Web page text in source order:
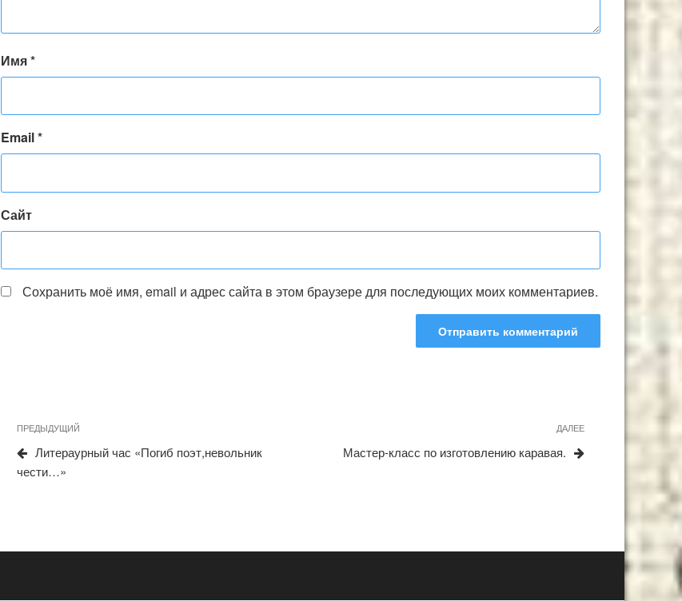
Имя*
Email*
Сайт
Сохранить моё имя, email и адрес сайта в этом браузере для последующих моих комментариев.
Навигация
по
записям
Предыдущая
запись
ПРЕДЫДУЩИЙ
Литераурный час «Погиб поэт,невольник
чести…»
Следующая
запись
ДАЛЕЕ
Мастер-класс по изготовлению каравая.